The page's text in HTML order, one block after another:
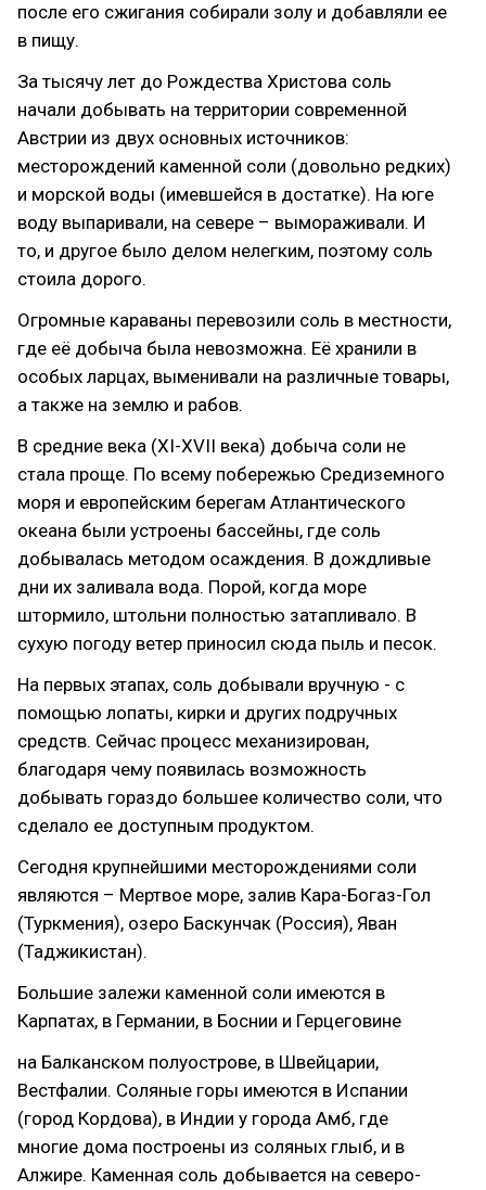
после его сжигания собирали золу и добавляли ее
в пищу.
За тысячу лет до Рождества Христова соль
начали добывать на территории современной
Австрии из двух основных источников:
месторождений каменной соли (довольно редких)
и морской воды (имевшейся в достатке). На юге
воду выпаривали, на севере – вымораживали. И
то, и другое было делом нелегким, поэтому соль
стоила дорого.
Огромные караваны перевозили соль в местности,
где её добыча была невозможна. Её хранили в
особых ларцах, выменивали на различные товары,
а также на землю и рабов.
В средние века (XI-XVII века) добыча соли не
стала проще. По всему побережью Средиземного
моря и европейским берегам Атлантического
океана были устроены бассейны, где соль
добывалась методом осаждения. В дождливые
дни их заливала вода. Порой, когда море
штормило, штольни полностью затапливало. В
сухую погоду ветер приносил сюда пыль и песок.
На первых этапах, соль добывали вручную - с
помощью лопаты, кирки и других подручных
средств. Сейчас процесс механизирован,
благодаря чему появилась возможность
добывать гораздо большее количество соли, что
сделало ее доступным продуктом.
Сегодня крупнейшими месторождениями соли
являются – Мертвое море, залив Кара-Богаз-Гол
(Туркмения), озеро Баскунчак (Россия), Яван
(Таджикистан).
Большие залежи каменной соли имеются в
Карпатах, в Германии, в Боснии и Герцеговине
на Балканском полуострове, в Швейцарии,
Вестфалии. Соляные горы имеются в Испании
(город Кордова), в Индии у города Амб, где
многие дома построены из соляных глыб, и в
Алжире. Каменная соль добывается на северо-